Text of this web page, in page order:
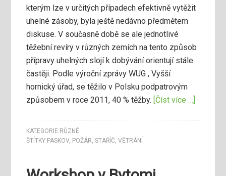
kterým lze v určitých případech efektivně vytěžit
uhelné zásoby, byla ještě nedávno předmětem
diskuse. V současně době se ale jednotlivé
těžební revíry v různých zemích na tento způsob
přípravy uhelných slojí k dobývání orientují stále
častěji. Podle výroční zprávy WUG , Vyšší
hornický úřad, se těžilo v Polsku podpatrovým
způsobem v roce 2011, 40 % těžby. [Číst více …]
KATEGORIE: RŮZNÉ
ŠTÍTKY: PASKOV, POŽÁR,STAŘÍČ,VĚTRÁNÍ